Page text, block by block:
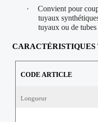
·
Convient pour
tuyaux
tuyaux ou de
CARACTÉRISTIQUES
CODE ARTICLE
Longueur